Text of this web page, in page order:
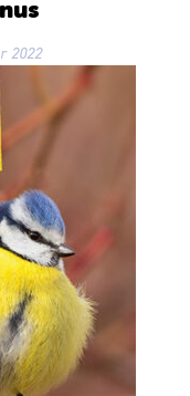
2022